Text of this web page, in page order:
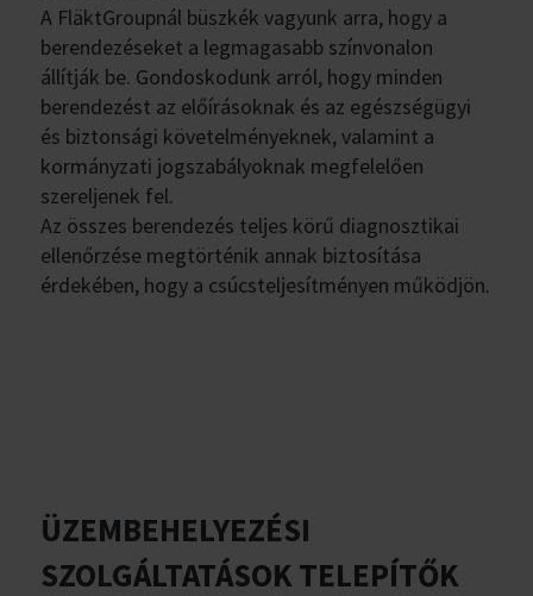
A FläktGroupnál büszkék vagyunk arra, hogy a
berendezéseket a legmagasabb színvonalon
állítják be. Gondoskodunk arról, hogy minden
berendezést az előírásoknak és az egészségügyi
és biztonsági követelményeknek, valamint a
kormányzati jogszabályoknak megfelelően
szereljenek fel.
Az összes berendezés teljes körű diagnosztikai
ellenőrzése megtörténik annak biztosítása
érdekében, hogy a csúcsteljesítményen működjön.
ÜZEMBEHELYEZÉSI
SZOLGÁLTATÁSOK TELEPÍTŐK